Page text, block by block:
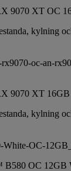
9070 XT OC
kylning
9070 XT 16GB
kylning
OC 12GB